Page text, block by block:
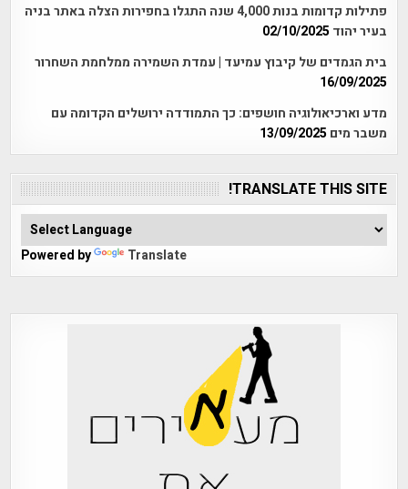
פתילות קדומות בנות 4,000 שנה התגלו בחפירות הצלה באתר בניה
בעיר יהוד 02/10/2025
בית הגמדים של קיבוץ עמיעד | עמדת השמירה ממלחמת השחרור
16/09/2025
מדע וארכיאולוגיה חושפים: כך התמודדה ירושלים הקדומה עם
משבר מים 13/09/2025
TRANSLATE THIS SITE!
Powered by Translate